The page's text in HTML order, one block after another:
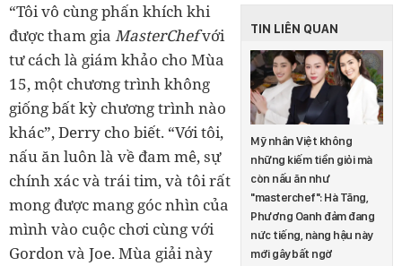
TIN LIÊN QUAN
Mỹ nhân Việt không
những kiếm tiền giỏi mà
còn nấu ăn như
"masterchef": Hà Tăng,
Phương Oanh đảm đang
nức tiếng, nàng hậu này
mới gây bất ngờ
“Tôi vô cùng phấn khích khi
được tham gia MasterChefvới
tư cách là giám khảo cho Mùa
15, một chương trình không
giống bất kỳ chương trình nào
khác”, Derry cho biết. “Với tôi,
nấu ăn luôn là về đam mê, sự
chính xác và trái tim, và tôi rất
mong được mang góc nhìn của
mình vào cuộc chơi cùng với
Gordon và Joe. Mùa giải này